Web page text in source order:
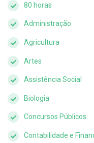
80 horas
Administração
Agricultura
Artes
Assistência Social
Biologia
Concursos Públicos
Contabilidade e